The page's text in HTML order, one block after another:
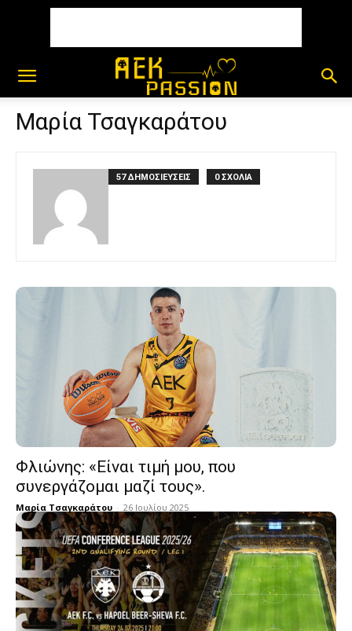
Μαρία Τσαγκαράτου
57 ΔΗΜΟΣΙΕΥΣΕΙΣ 0 ΣΧΟΛΙΑ
Φλιώνης: «Είναι τιμή μου, που
συνεργάζομαι μαζί τους».
Μαρία Τσαγκαράτου - 26 Ιουλίου 2025